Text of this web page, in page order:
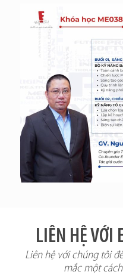
LIÊN HỆ VỚI
Liên hệ với chúng tôi
mắc một